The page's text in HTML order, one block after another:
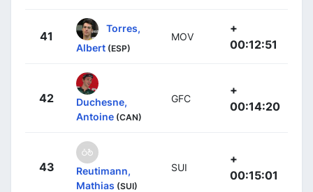
41
Torres,
Albert (ESP)
MOV
+
00:12:51
42
Duchesne,
Antoine (CAN)
GFC
+
00:14:20
43
Reutimann,
Mathias (SUI)
SUI
+
00:15:01